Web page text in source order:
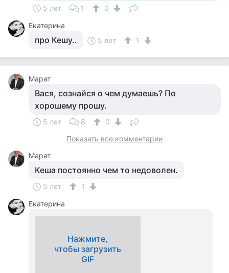
5 лет 1
0
Екатерина
про Кешу.. 5 лет 1
Марат
Вася, сознайся о чем думаешь? По
хорошему прошу.
5 лет 8
0
Показать все комментарии
Марат
Кеша постоянно чем то недоволен.
5 лет
1
Екатерина
Нажмите,
чтобы загрузить
GIF